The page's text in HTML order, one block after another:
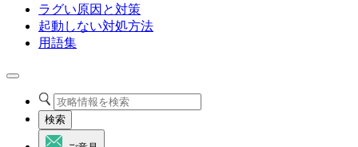
ラグい原因と対策
起動しない対処方法
用語集
検索